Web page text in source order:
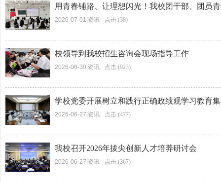
用青春铺路、让理想闪光！我校团干部、团员
2026-07-01 资讯 点击:(38)
校领导到我校招生咨询会现场指导工作
2026-06-30 资讯 点击:(923)
2026-06-27 资讯 点击:(477)
我校召开2026年拔尖创新人才培养研讨会
2026-06-27 资讯 点击:(367)